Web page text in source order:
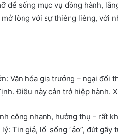
để sống mục vụ đồng hành,
lòng với sự thiêng liêng, với
Văn hóa gia trưởng – ngại đối
Điều này cản trở hiệp hành.
công nhanh, hưởng thụ – rất
Tin giả, lối sống “ảo”, đứt